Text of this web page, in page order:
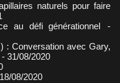
naturels pour faire
au défi générationnel
-
: Conversation avec Gary,
- 31/08/2020
08/2020